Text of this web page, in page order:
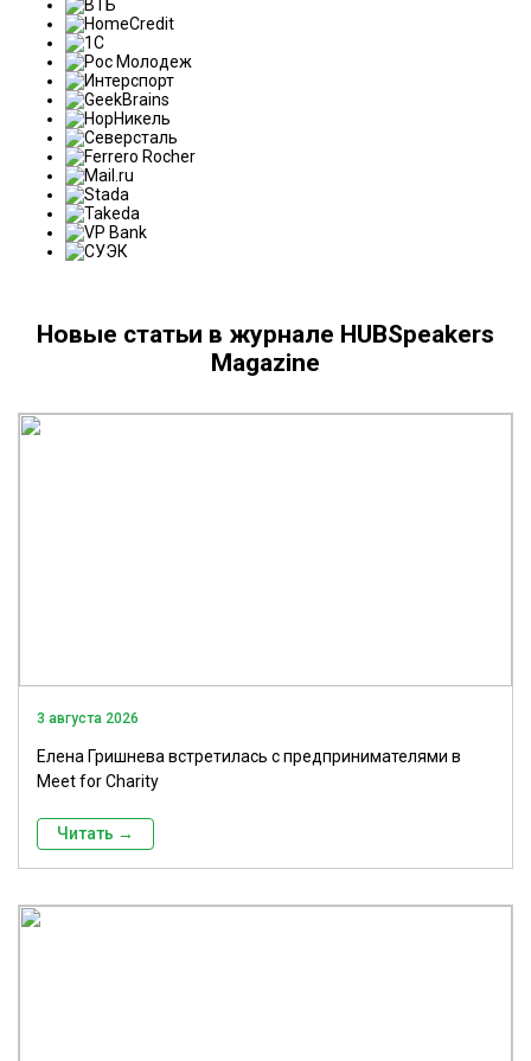
Новые статьи в журнале HUBSpeakers
Magazine
3 августа 2026
Елена Гришнева встретилась с предпринимателями в
Meet for Charity
Читать →